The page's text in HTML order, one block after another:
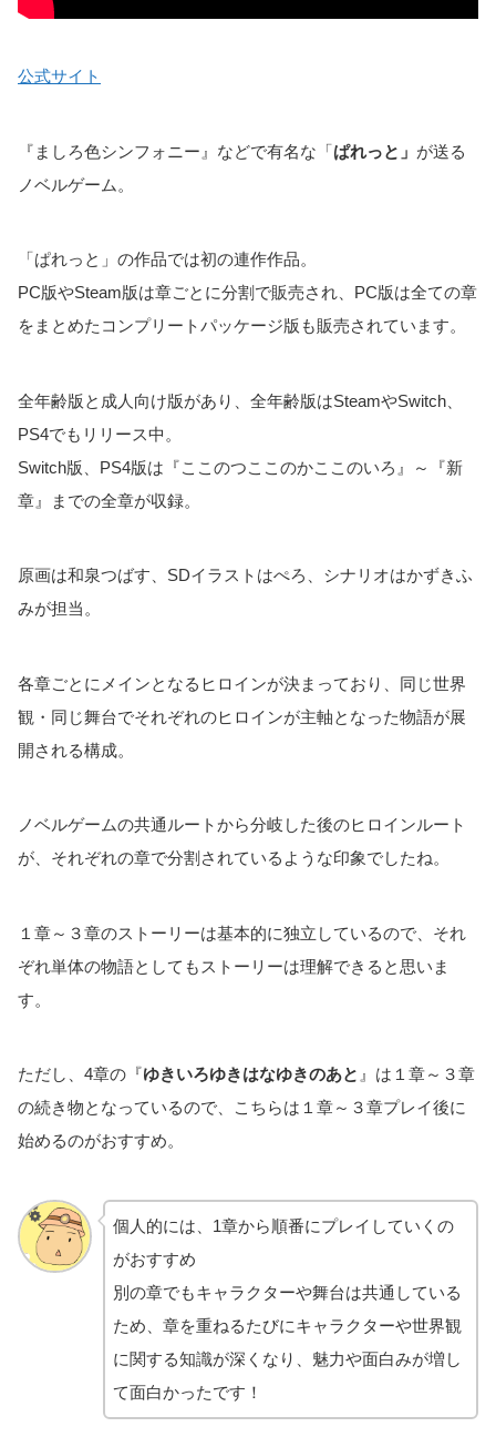
公式サイト
『ましろ色シンフォニー』などで有名な「ぱれっと」 が送る
ノベルゲーム。
「ぱれっと」の作品では初の連作作品。
PC版やSteam版は章ごとに分割で販売され、PC版は全ての章
をまとめたコンプリートパッケージ版も販売されています。
全年齢版と成人向け版があり、全年齢版はSteamやSwitch、
PS4でもリリース中。
Switch版、PS4版は『ここのつここのかここのいろ』～『新
章』までの全章が収録。
原画は和泉つばす、SDイラストはぺろ、シナリオはかずきふ
みが担当。
各章ごとにメインとなるヒロインが決まっており、同じ世界
観・同じ舞台でそれぞれのヒロインが主軸となった物語が展
開される構成。
ノベルゲームの共通ルートから分岐した後のヒロインルート
が、それぞれの章で分割されているような印象でしたね。
１章～３章のストーリーは基本的に独立しているので、それ
ぞれ単体の物語としてもストーリーは理解できると思いま
す。
ただし、4章の『ゆきいろゆきはなゆきのあと 』は１章～３章
の続き物となっているので、こちらは１章～３章プレイ後に
始めるのがおすすめ。
個人的には、1章から順番にプレイしていくの
がおすすめ
別の章でもキャラクターや舞台は共通している
ため、章を重ねるたびにキャラクターや世界観
に関する知識が深くなり、魅力や面白みが増し
て面白かったです！